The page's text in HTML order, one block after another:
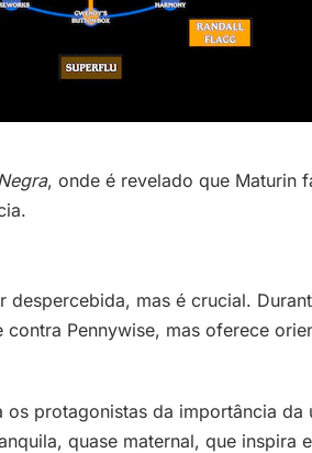
, onde é revelado que Maturin
despercebida, mas é crucial.
Pennywise, mas oferece
protagonistas da importância
quase maternal, que inspira